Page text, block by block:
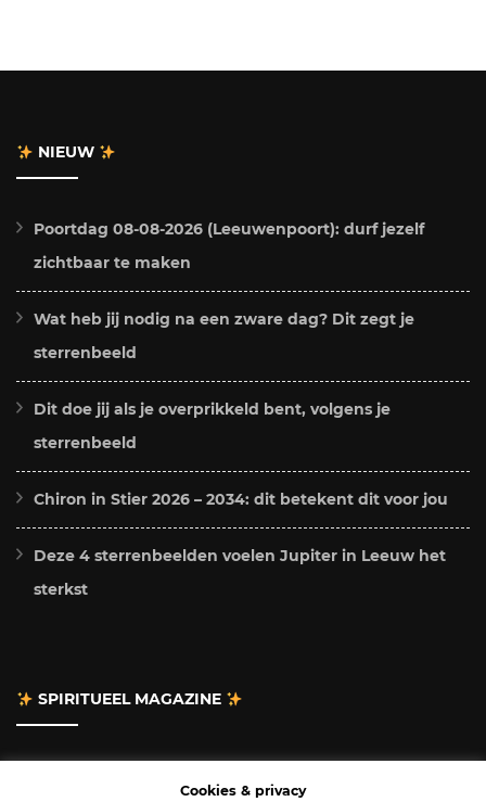
NIEUW
Poortdag 08-08-2026 (Leeuwenpoort): durf jezelf
zichtbaar te maken
Wat heb jij nodig na een zware dag? Dit zegt je
sterrenbeeld
Dit doe jij als je overprikkeld bent, volgens je
sterrenbeeld
Chiron in Stier 2026 – 2034: dit betekent dit voor jou
Deze 4 sterrenbeelden voelen Jupiter in Leeuw het
sterkst
SPIRITUEEL MAGAZINE
Cookies & privacy